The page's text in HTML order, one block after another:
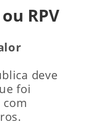
RPV
deve
foi